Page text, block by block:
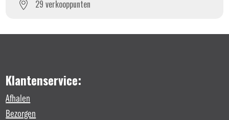
29 verkooppunten
Klantenservice:
Afhalen
Bezorgen